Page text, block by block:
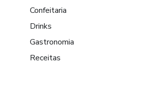
Confeitaria
Drinks
Gastronomia
Receitas